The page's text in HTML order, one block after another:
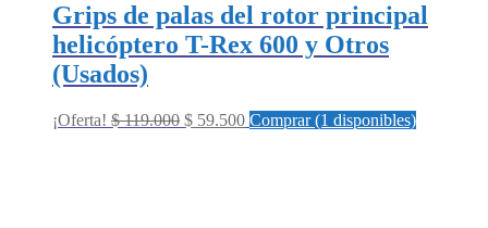
Grips de palas del rotor principal
helicóptero T-Rex 600 y Otros
(Usados)
¡Oferta! $119.000 Original
$ 59.500Current
Comprar (1 disponibles)